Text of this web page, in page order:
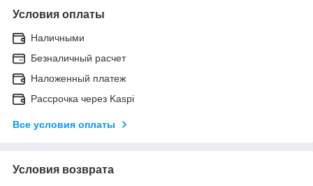
Условия оплаты
Наличными
Безналичный расчет
Наложенный платеж
Рассрочка через Kaspi
Все условия оплаты
Условия возврата